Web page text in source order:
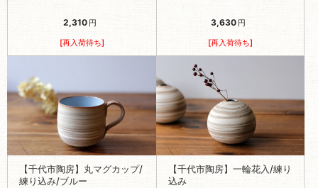
2,310 円
[再入荷待ち]
3,630 円
[再入荷待ち]
【千代市陶房】丸マグカップ/
練り込み/ブルー
【千代市陶房】一輪花入/練り
込み